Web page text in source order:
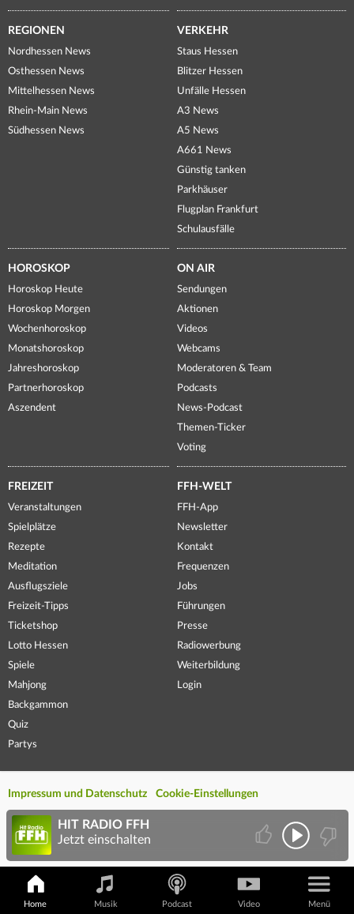
REGIONEN
Nordhessen News
Osthessen News
Mittelhessen News
Rhein-Main News
Südhessen News
VERKEHR
Staus Hessen
Blitzer Hessen
Unfälle Hessen
A3 News
A5 News
A661 News
Günstig tanken
Parkhäuser
Flugplan Frankfurt
Schulausfälle
HOROSKOP
Horoskop Heute
Horoskop Morgen
Wochenhoroskop
Monatshoroskop
Jahreshoroskop
Partnerhoroskop
Aszendent
ON AIR
Sendungen
Aktionen
Videos
Webcams
Moderatoren & Team
Podcasts
News-Podcast
Themen-Ticker
Voting
FREIZEIT
Veranstaltungen
Spielplätze
Rezepte
Meditation
Ausflugsziele
Freizeit-Tipps
Ticketshop
Lotto Hessen
Spiele
Mahjong
Backgammon
Quiz
Partys
FFH-WELT
FFH-App
Newsletter
Kontakt
Frequenzen
Jobs
Führungen
Presse
Radiowerbung
Weiterbildung
Login
Impressum und Datenschutz Cookie-Einstellungen
Home Musik Podcast Video Menü
HIT RADIO FFH
Jetzt einschalten